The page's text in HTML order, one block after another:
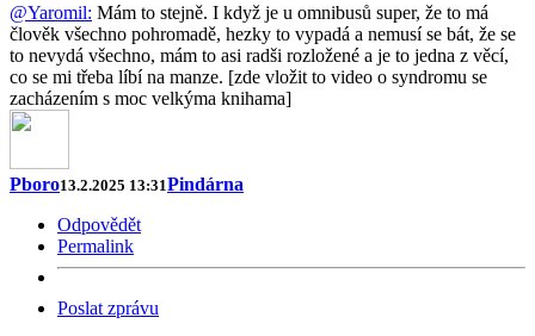
@Yaromil: Mám to stejně. I když je u omnibusů super, že to má
člověk všechno pohromadě, hezky to vypadá a nemusí se bát, že se
to nevydá všechno, mám to asi radši rozložené a je to jedna z věcí,
co se mi třeba líbí na manze. [zde vložit to video o syndromu se
zacházením s moc velkýma knihama]
Pboro13.2.2025 13:31Pindárna
Odpovědět
Permalink
Poslat zprávu